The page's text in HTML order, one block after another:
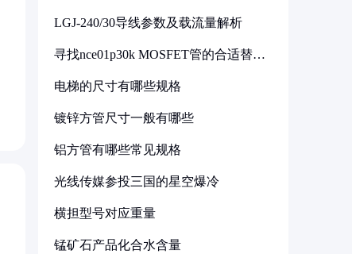
LGJ-240/30导线参数及载流量解析
寻找nce01p30k MOSFET管的合适替代
电梯的尺寸有哪些规格
镀锌方管尺寸一般有哪些
铝方管有哪些常见规格
光线传媒参投三国的星空爆冷
横担型号对应重量
锰矿石产品化合水含量